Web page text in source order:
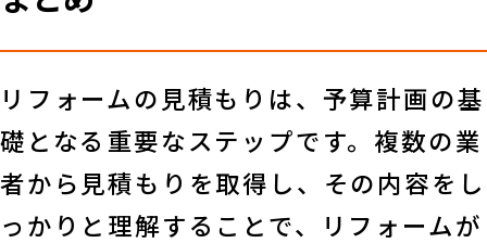
リフォームの見積もりは、予算計画の基
礎となる重要なステップです。複数の業
者から見積もりを取得し、その内容をし
っかりと理解することで、リフォームが